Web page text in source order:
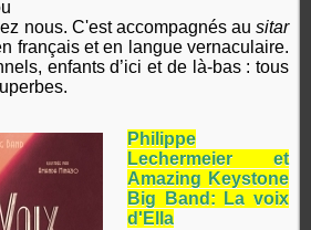
nous. C'est accompagnés au sitar
français et en langue vernaculaire.
enfants d’ici et de là-bas : tous
Philippe
Lechermeier et
Amazing Keystone
Big Band: La voix
d'Ella